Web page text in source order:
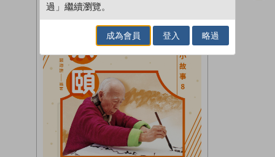
過」繼續瀏覽。
成為會員 登入 略過